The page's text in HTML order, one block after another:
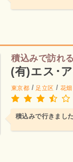
積込みで訪れ
(有)エス･
東京都 / 足立区 / 花畑
積込みで行きました